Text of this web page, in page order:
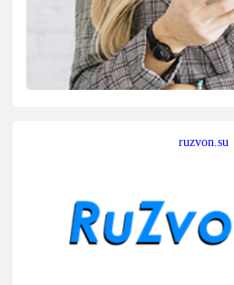
ruzvon.su